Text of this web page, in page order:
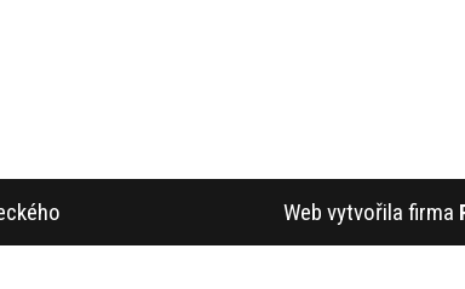
Web vytvořila firma